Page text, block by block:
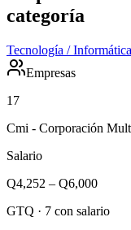
categoría
Tecnología /
Empresas
17
Cmi - Corporación
Salario
Q4,252 – Q6,000
GTQ · 7 con salario